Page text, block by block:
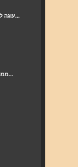
עוגה לשבועות, שקדים, תמרים, תאנים...
ממולאים טבעונים עם אורז ופטריות...